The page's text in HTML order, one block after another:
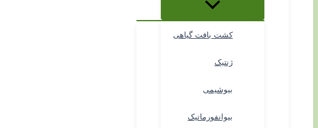
کشت بافت گیاهی
ژنتیک
بیوشیمی
بیوانفورماتیک